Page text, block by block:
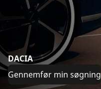
DACIA
Gennemfør min søgning